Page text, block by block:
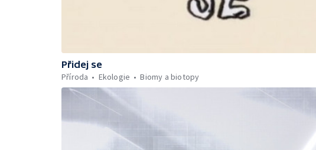
Přidej se
Příroda
Ekologie Biomy a biotopy